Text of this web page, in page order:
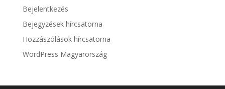
Bejelentkezés
Bejegyzések hírcsatorna
Hozzászólások hírcsatorna
WordPress Magyarország